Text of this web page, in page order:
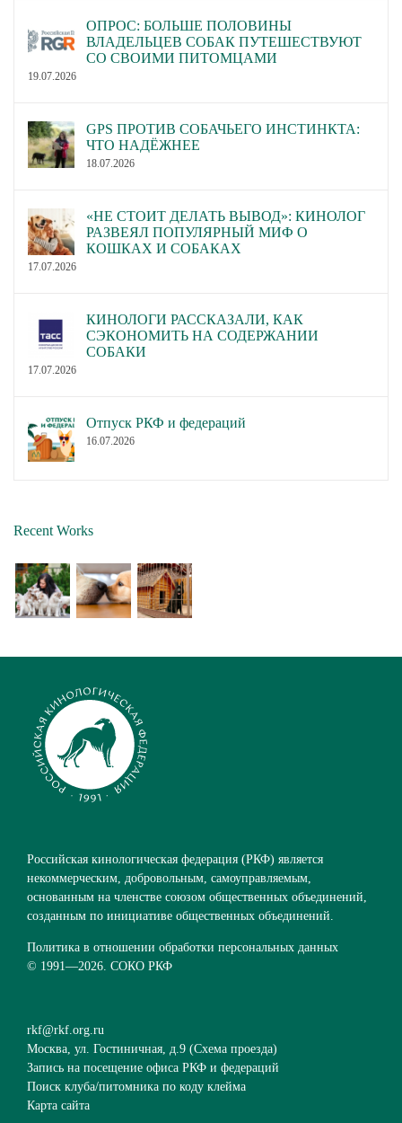
ОПРОС: БОЛЬШЕ ПОЛОВИНЫ
ВЛАДЕЛЬЦЕВ СОБАК ПУТЕШЕСТВУЮТ
СО СВОИМИ ПИТОМЦАМИ
19.07.2026
GPS ПРОТИВ СОБАЧЬЕГО ИНСТИНКТА:
ЧТО НАДЁЖНЕЕ
18.07.2026
«НЕ СТОИТ ДЕЛАТЬ ВЫВОД»: КИНОЛОГ
РАЗВЕЯЛ ПОПУЛЯРНЫЙ МИФ О
КОШКАХ И СОБАКАХ
17.07.2026
КИНОЛОГИ РАССКАЗАЛИ, КАК
СЭКОНОМИТЬ НА СОДЕРЖАНИИ
СОБАКИ
17.07.2026
Отпуск РКФ и федераций
16.07.2026
Recent Works
Российская кинологическая федерация (РКФ) является
некоммерческим, добровольным, самоуправляемым,
основанным на членстве союзом общественных объединений,
созданным по инициативе общественных объединений.
Политика в отношении обработки персональных данных
© 1991—2026. СОКО РКФ
rkf@rkf.org.ru
Москва, ул. Гостиничная, д.9 (Схема проезда)
Запись на посещение офиса РКФ и федераций
Поиск клуба/питомника по коду клейма
Карта сайта